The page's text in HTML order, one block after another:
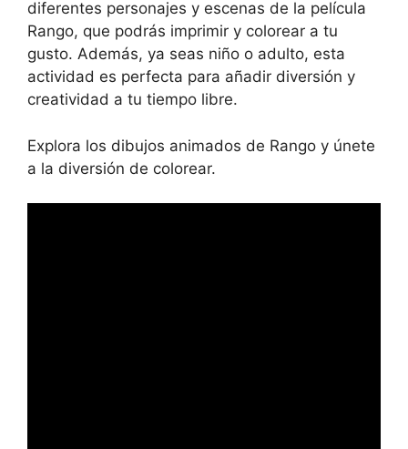
diferentes personajes y escenas de la película
Rango, que podrás imprimir y colorear a tu
gusto. Además, ya seas niño o adulto, esta
actividad es perfecta para añadir diversión y
creatividad a tu tiempo libre.
Explora los dibujos animados de Rango y únete
a la diversión de colorear.